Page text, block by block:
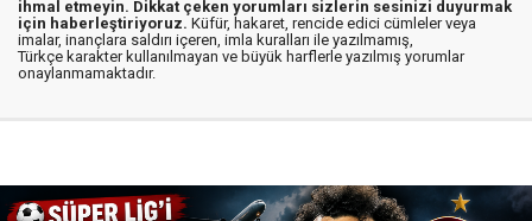
ihmal etmeyin. Dikkat çeken yorumları sizlerin sesinizi duyurmak
için haberleştiriyoruz. Küfür, hakaret, rencide edici cümleler veya
imalar, inançlara saldırı içeren, imla kuralları ile yazılmamış,
Türkçe karakter kullanılmayan ve büyük harflerle yazılmış yorumlar
onaylanmamaktadır.